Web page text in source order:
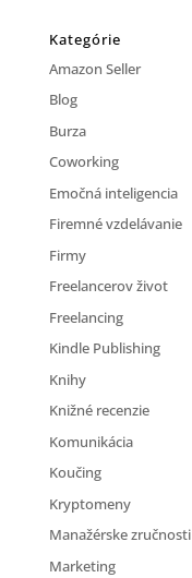
Kategórie
Amazon Seller
Blog
Burza
Coworking
Emočná inteligencia
Firemné vzdelávanie
Firmy
Freelancerov život
Freelancing
Kindle Publishing
Knihy
Knižné recenzie
Komunikácia
Koučing
Kryptomeny
Manažérske zručnosti
Marketing